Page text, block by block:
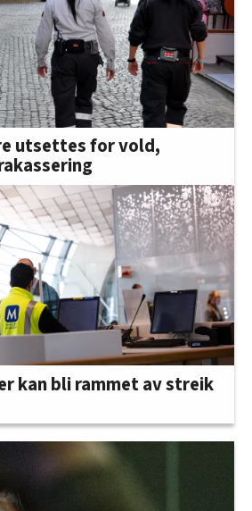
utsettes for vold,
kan bli rammet av streik